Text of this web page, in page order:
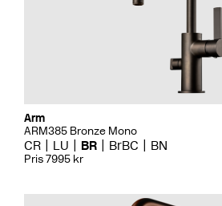
Arm
ARM385 Bronze Mono
CR LU BR BrBC BN
Pris 7995 kr